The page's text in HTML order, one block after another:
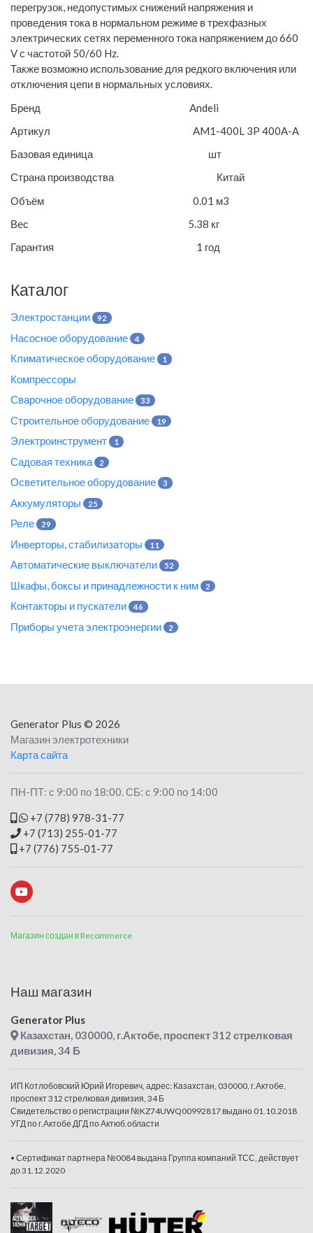
перегрузок, недопустимых снижений напряжения и
проведения тока в нормальном режиме в трехфазных
электрических сетях переменного тока напряжением до 660
V с частотой 50/60 Hz.
Также возможно использование для редкого включения или
отключения цепи в нормальных условиях.
Бренд Andeli
Артикул AM1-400L 3P 400A-A
Базовая единица шт
Страна производства Китай
Объём 0.01 м3
Вес 5.38 кг
Гарантия 1 год
Каталог
Электростанции 92
Насосное оборудование 4
Климатическое оборудование 1
Компрессоры
Сварочное оборудование
33
Строительное оборудование 19
Электроинструмент 1
Садовая техника 2
Осветительное оборудование 3
Аккумуляторы 25
Реле 29
Инверторы, стабилизаторы 11
Автоматические выключатели 52
Шкафы, боксы и принадлежности к ним 2
Контакторы и пускатели 46
Приборы учета электроэнергии 2
Generator Plus © 2026
Магазин электротехники
Карта сайта
ПН-ПТ: с 9:00 по 18:00. СБ: с 9:00 по 14:00
+7 (778) 978-31-77
+7 (713) 255-01-77
+7 (776) 755-01-77
Магазин создан в Recommerce
Наш магазин
Generator Plus
Казахстан, 030000, г.Актобе, проспект 312 стрелковая
дивизия, 34 Б
ИП Котлобовский Юрий Игоревич, адрес: Казахстан, 030000, г.Актобе,
проспект 312 стрелковая дивизия, 34 Б
Свидетельство о регистрации №KZ74UWQ00992817 выдано 01.10.2018
УГД по г.Актобе ДГД по Актюб.области
• Сертификат партнера №0084 выдана Группа компаний ТСС, действует
до 31.12.2020